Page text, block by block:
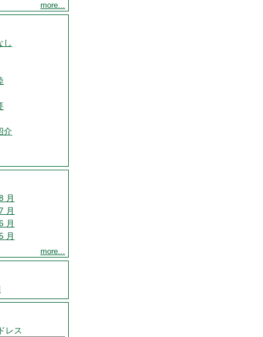
more...
し
介
月
月
月
月
more...
レス